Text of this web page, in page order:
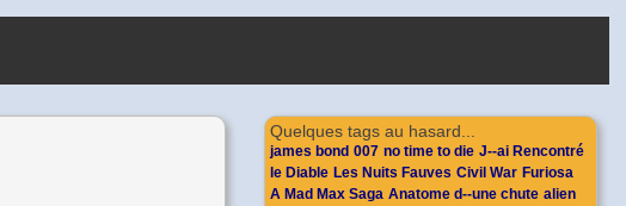
Quelques tags au hasard...
james bond 007 no time to die J--ai Rencontré
le Diable Les Nuits Fauves Civil War Furiosa
A Mad Max Saga Anatome d--une chute alien